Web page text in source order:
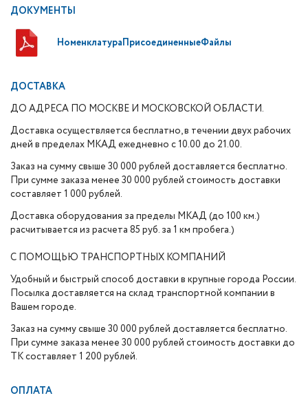
ДОКУМЕНТЫ
НоменклатураПрисоединенныеФайлы
ДОСТАВКА
ДО АДРЕСА ПО МОСКВЕ И МОСКОВСКОЙ ОБЛАСТИ.
Доставка осуществляется бесплатно, в течении двух рабочих
дней в пределах МКАД ежедневно с 10.00 до 21.00.
Заказ на сумму свыше 30 000 рублей доставляется бесплатно.
При сумме заказа менее 30 000 рублей стоимость доставки
составляет 1 000 рублей.
Доставка оборудования за пределы МКАД (до 100 км.)
расчитывается из расчета 85 руб. за 1 км пробега.)
С ПОМОЩЬЮ ТРАНСПОРТНЫХ КОМПАНИЙ
Удобный и быстрый способ доставки в крупные города России.
Посылка доставляется на склад транспортной компании в
Вашем городе.
Заказ на сумму свыше 30 000 рублей доставляется бесплатно.
При сумме заказа менее 30 000 рублей стоимость доставки до
ТК составляет 1 200 рублей.
ОПЛАТА